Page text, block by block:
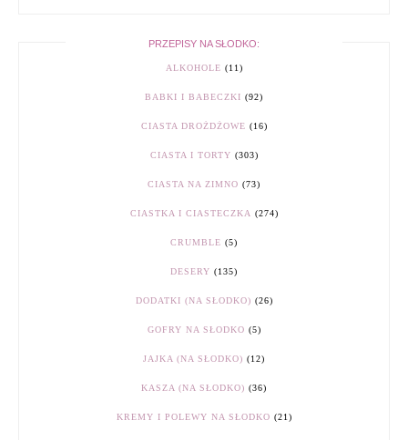
PRZEPISY NA SŁODKO:
ALKOHOLE (11)
BABKI I BABECZKI (92)
CIASTA DROŻDŻOWE (16)
CIASTA I TORTY (303)
CIASTA NA ZIMNO (73)
CIASTKA I CIASTECZKA (274)
CRUMBLE (5)
DESERY (135)
DODATKI (NA SŁODKO) (26)
GOFRY NA SŁODKO (5)
JAJKA (NA SŁODKO) (12)
KASZA (NA SŁODKO) (36)
KREMY I POLEWY NA SŁODKO (21)